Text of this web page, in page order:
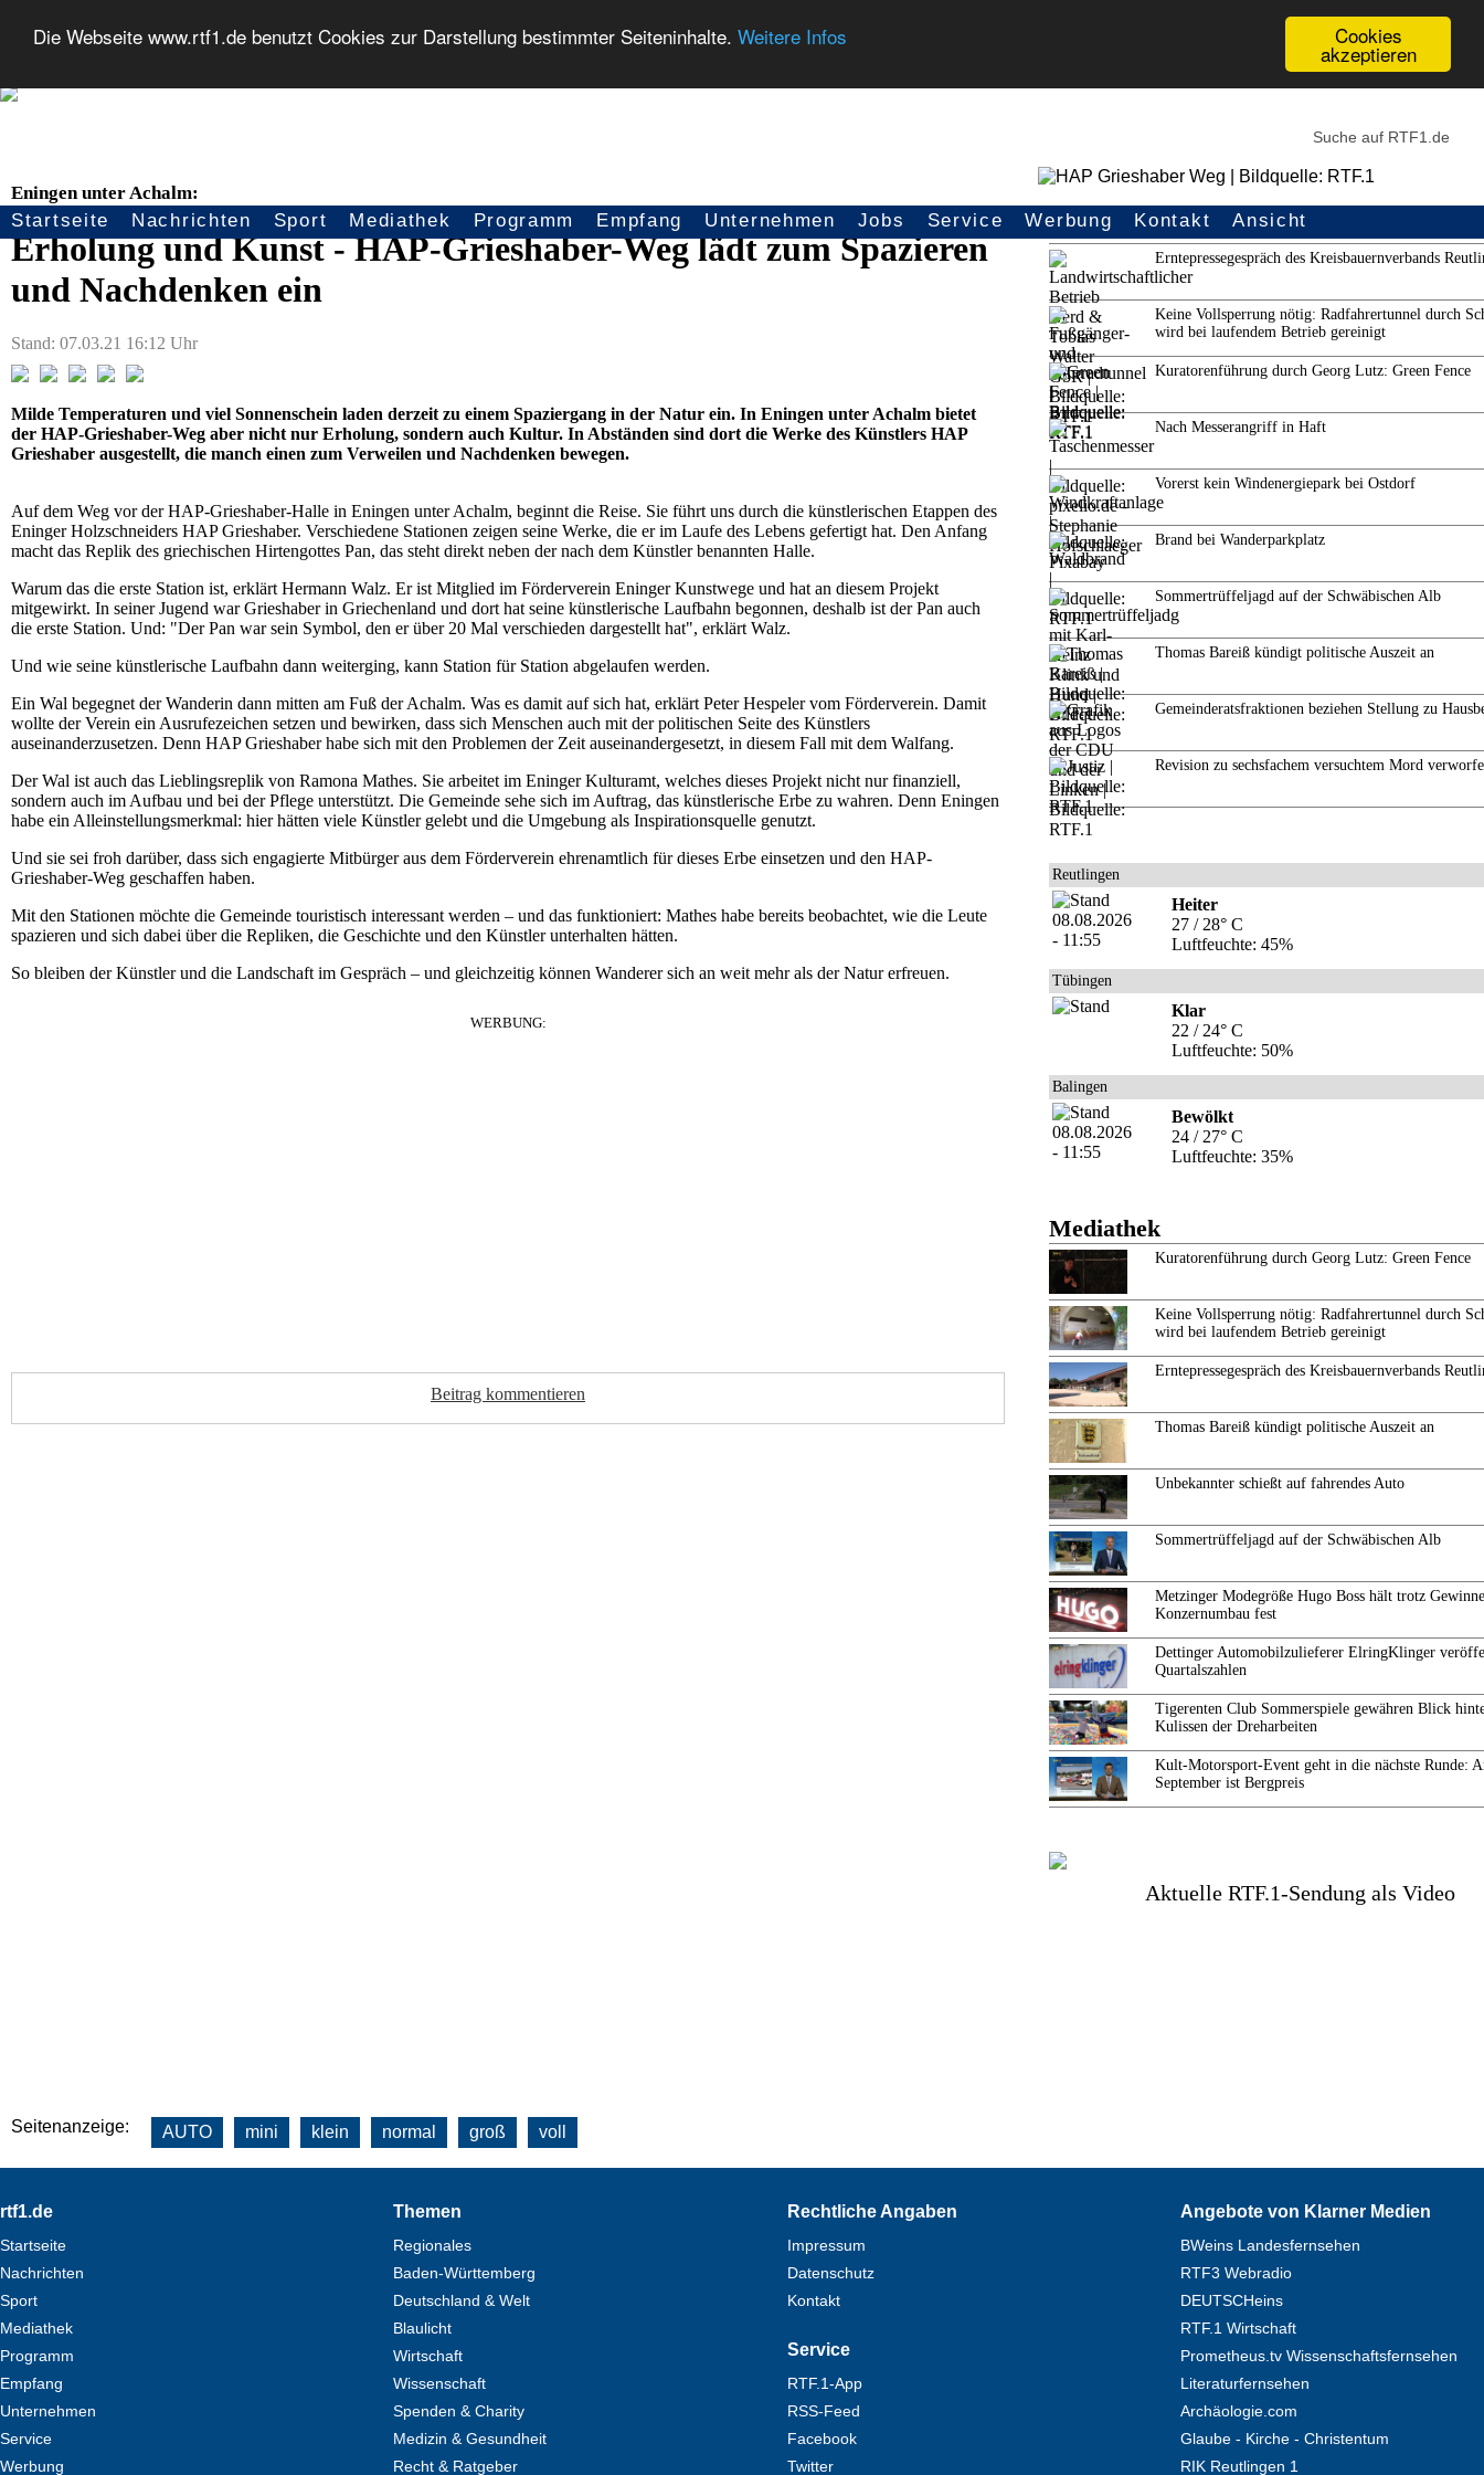
Cookies
akzeptieren
Die Webseite www.rtf1.de benutzt Cookies zur Darstellung bestimmter Seiteninhalte. Weitere Infos
Seitennavigation
Startseite Nachrichten Sport Mediathek Programm Empfang Unternehmen Jobs Service Werbung Kontakt Ansicht
Eningen unter Achalm:
Erholung und Kunst - HAP-Grieshaber-Weg lädt zum Spazieren
und Nachdenken ein
Stand: 07.03.21 16:12 Uhr
Milde Temperaturen und viel Sonnenschein laden derzeit zu einem Spaziergang in der Natur ein. In Eningen unter Achalm bietet
der HAP-Grieshaber-Weg aber nicht nur Erholung, sondern auch Kultur. In Abständen sind dort die Werke des Künstlers HAP
Grieshaber ausgestellt, die manch einen zum Verweilen und Nachdenken bewegen.
Auf dem Weg vor der HAP-Grieshaber-Halle in Eningen unter Achalm, beginnt die Reise. Sie führt uns durch die künstlerischen Etappen des
Eninger Holzschneiders HAP Grieshaber. Verschiedene Stationen zeigen seine Werke, die er im Laufe des Lebens gefertigt hat. Den Anfang
macht das Replik des griechischen Hirtengottes Pan, das steht direkt neben der nach dem Künstler benannten Halle.
Warum das die erste Station ist, erklärt Hermann Walz. Er ist Mitglied im Förderverein Eninger Kunstwege und hat an diesem Projekt
mitgewirkt. In seiner Jugend war Grieshaber in Griechenland und dort hat seine künstlerische Laufbahn begonnen, deshalb ist der Pan auch
die erste Station. Und: "Der Pan war sein Symbol, den er über 20 Mal verschieden dargestellt hat", erklärt Walz.
Und wie seine künstlerische Laufbahn dann weiterging, kann Station für Station abgelaufen werden.
Ein Wal begegnet der Wanderin dann mitten am Fuß der Achalm. Was es damit auf sich hat, erklärt Peter Hespeler vom Förderverein. Damit
wollte der Verein ein Ausrufezeichen setzen und bewirken, dass sich Menschen auch mit der politischen Seite des Künstlers
auseinanderzusetzen. Denn HAP Grieshaber habe sich mit den Problemen der Zeit auseinandergesetzt, in diesem Fall mit dem Walfang.
Der Wal ist auch das Lieblingsreplik von Ramona Mathes. Sie arbeitet im Eninger Kulturamt, welches dieses Projekt nicht nur finanziell,
sondern auch im Aufbau und bei der Pflege unterstützt. Die Gemeinde sehe sich im Auftrag, das künstlerische Erbe zu wahren. Denn Eningen
habe ein Alleinstellungsmerkmal: hier hätten viele Künstler gelebt und die Umgebung als Inspirationsquelle genutzt.
Und sie sei froh darüber, dass sich engagierte Mitbürger aus dem Förderverein ehrenamtlich für dieses Erbe einsetzen und den HAP-
Grieshaber-Weg geschaffen haben.
Mit den Stationen möchte die Gemeinde touristisch interessant werden – und das funktioniert: Mathes habe bereits beobachtet, wie die Leute
spazieren und sich dabei über die Repliken, die Geschichte und den Künstler unterhalten hätten.
So bleiben der Künstler und die Landschaft im Gespräch – und gleichzeitig können Wanderer sich an weit mehr als der Natur erfreuen.
WERBUNG:
Beitrag kommentieren
Weitere Themen
Erntepressegespräch des Kreisbauernverbands
Keine Vollsperrung nötig: Radfahrertunnel durch
wird bei laufendem Betrieb gereinigt
Kuratorenführung durch Georg Lutz: Green Fence
Nach Messerangriff in Haft
Vorerst kein Windenergiepark bei Ostdorf
Brand bei Wanderparkplatz
Sommertrüffeljagd auf der Schwäbischen Alb
Thomas Bareiß kündigt politische Auszeit an
Gemeinderatsfraktionen beziehen Stellung zu
Revision zu sechsfachem versuchtem Mord
Reutlingen
Heiter
27 / 28° C
Luftfeuchte: 45%
Tübingen
Klar
22 / 24° C
Luftfeuchte: 50%
Balingen
Bewölkt
24 / 27° C
Luftfeuchte: 35%
Mediathek
Kuratorenführung durch Georg Lutz: Green Fence
Keine Vollsperrung nötig: Radfahrertunnel durch
wird bei laufendem Betrieb gereinigt
Erntepressegespräch des Kreisbauernverbands
Thomas Bareiß kündigt politische Auszeit an
Unbekannter schießt auf fahrendes Auto
Sommertrüffeljagd auf der Schwäbischen Alb
Metzinger Modegröße Hugo Boss hält trotz
Konzernumbau fest
Dettinger Automobilzulieferer ElringKlinger
Quartalszahlen
Tigerenten Club Sommerspiele gewähren Blick
Kulissen der Dreharbeiten
Kult-Motorsport-Event geht in die nächste Runde:
September ist Bergpreis
Aktuelle RTF.1-Sendung als Video
Seitenanzeige: AUTO mini klein normal groß voll
Footer
rtf1.de
Startseite
Nachrichten
Sport
Mediathek
Programm
Empfang
Unternehmen
Service
Werbung
Themen
Regionales
Baden-Württemberg
Deutschland & Welt
Blaulicht
Wirtschaft
Wissenschaft
Spenden & Charity
Medizin & Gesundheit
Recht & Ratgeber
Rechtliche Angaben
Impressum
Datenschutz
Kontakt
Service
RTF.1-App
RSS-Feed
Facebook
Twitter
Angebote von Klarner Medien
BWeins Landesfernsehen
RTF3 Webradio
DEUTSCHeins
RTF.1 Wirtschaft
Prometheus.tv Wissenschaftsfernsehen
Literaturfernsehen
Archäologie.com
Glaube - Kirche - Christentum
RIK Reutlingen 1